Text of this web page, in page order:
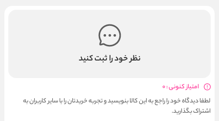
نظر خود را ثبت کنید
امتیاز کنونی : 0
لطفا دیدگاه خود را راجع به این کالا بنویسید و تجربه خریدتان را با سایر کاربران به
اشتراک بگذارید.